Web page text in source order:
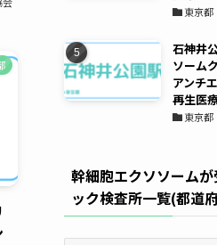
東京都
石神井
ソーム
アンチ
再生医
東京都
幹細胞エクソソーム
ック検査所一覧(都道